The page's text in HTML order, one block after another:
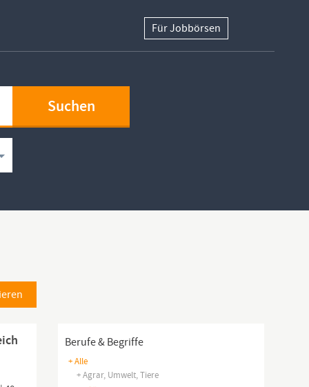
Für Jobbörsen
Berufe & Begriffe
+ Alle
+ Agrar, Umwelt, Tiere